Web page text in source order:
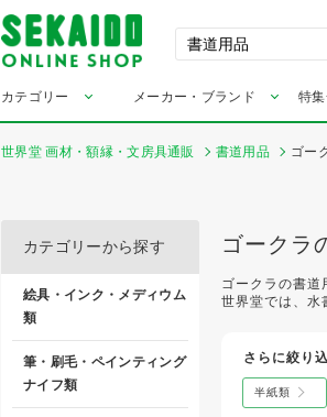
カテゴリー メーカー・ブランド 特
世界堂 画材・額縁・文房具通販 書道用品 ゴー
ゴークラ
ゴークラの書道
世界堂では、水
さらに絞り
半紙類
カテゴリーから探す
絵具・インク・メディウム
類
筆・刷毛・ペインティング
ナイフ類